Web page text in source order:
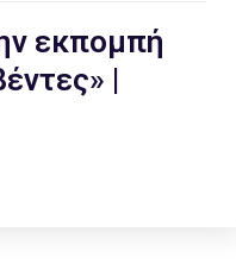
εκπομπή
|